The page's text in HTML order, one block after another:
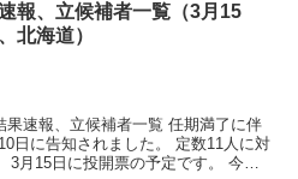
報、立候補者一覧（3月15
北海道）
果速報、立候補者一覧 任期満了に伴
日に告知されました。 定数11人に対
3月15日に投開票の予定です。 今回